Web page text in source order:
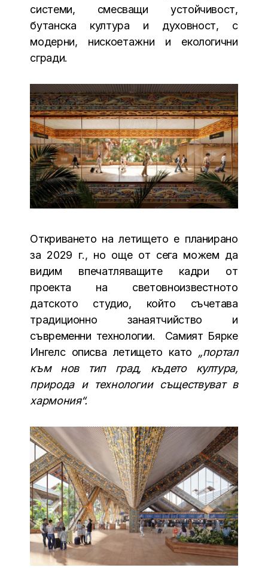
системи, смесващи устойчивост,
бутанска култура и духовност, с
модерни, нискоетажни и екологични
сгради.
Откриването на летището е планирано
за 2029 г., но още от сега можем да
видим впечатляващите кадри от
проекта на световноизвестното
датското студио, който съчетава
традиционно занаятчийство и
съвременни технологии. Самият Бярке
Ингелс описва летището като „портал
към нов тип град, където култура,
природа и технологии съществуват в
хармония“.